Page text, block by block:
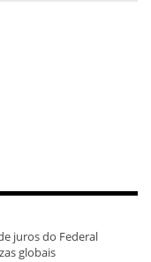
juros do Federal
globais